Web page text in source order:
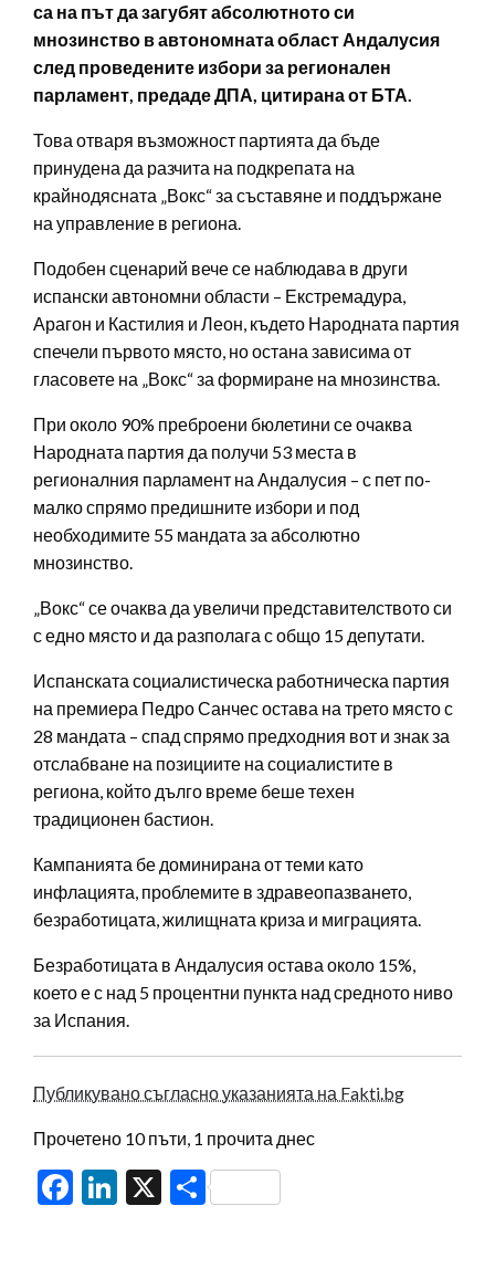
са на път да загубят абсолютното си
мнозинство в автономната област Андалусия
след проведените избори за регионален
парламент, предаде ДПА, цитирана от БТА.
Това отваря възможност партията да бъде
принудена да разчита на подкрепата на
крайнодясната „Вокс“ за съставяне и поддържане
на управление в региона.
Подобен сценарий вече се наблюдава в други
испански автономни области – Екстремадура,
Арагон и Кастилия и Леон, където Народната партия
спечели първото място, но остана зависима от
гласовете на „Вокс“ за формиране на мнозинства.
При около 90% преброени бюлетини се очаква
Народната партия да получи 53 места в
регионалния парламент на Андалусия – с пет по-
малко спрямо предишните избори и под
необходимите 55 мандата за абсолютно
мнозинство.
„Вокс“ се очаква да увеличи представителството си
с едно място и да разполага с общо 15 депутати.
Испанската социалистическа работническа партия
на премиера Педро Санчес остава на трето място с
28 мандата – спад спрямо предходния вот и знак за
отслабване на позициите на социалистите в
региона, който дълго време беше техен
традиционен бастион.
Кампанията бе доминирана от теми като
инфлацията, проблемите в здравеопазването,
безработицата, жилищната криза и миграцията.
Безработицата в Андалусия остава около 15%,
което е с над 5 процентни пункта над средното ниво
за Испания.
Публикувано съгласно указанията на Fakti.bg
Прочетено 10 пъти, 1 прочита днес
Facebook
LinkedIn
X Share